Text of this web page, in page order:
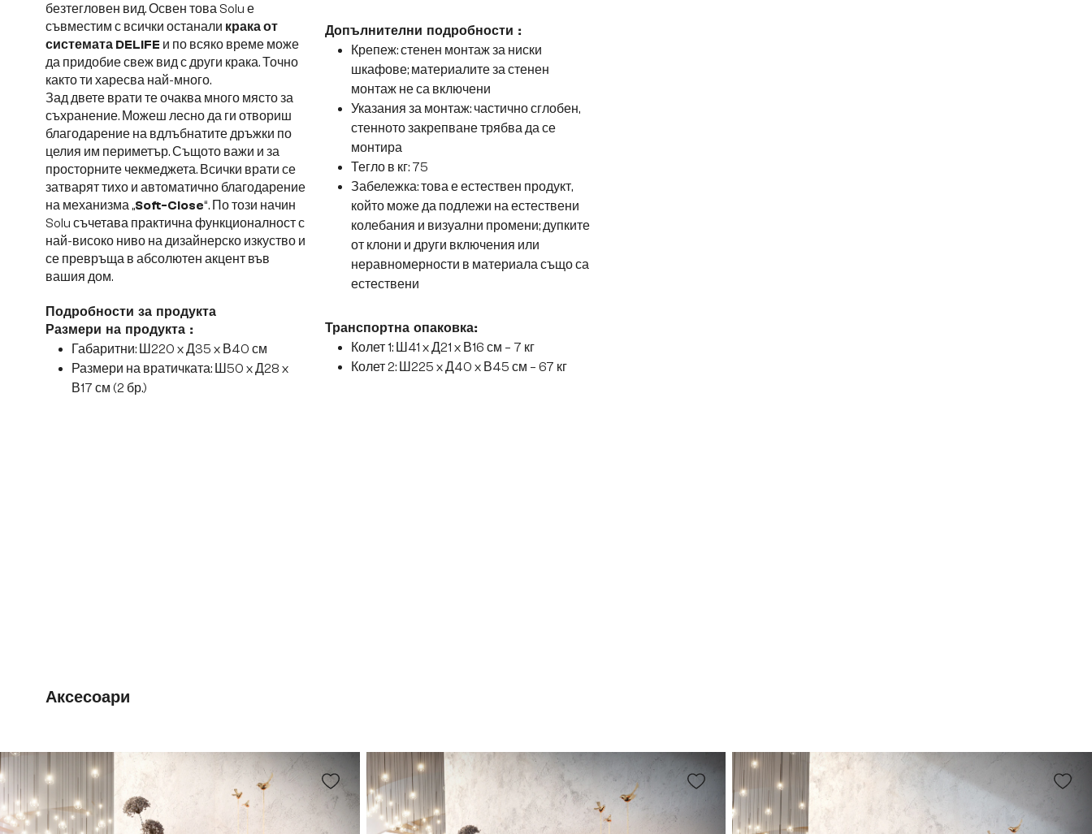
безтегловен вид. Освен това Solu е
съвместим с всички останали крака от
системата DELIFE и по всяко време може
да придобие свеж вид с други крака. Точно
както ти харесва най-много.
Зад двете врати те очаква много място за
съхранение. Можеш лесно да ги отвориш
благодарение на вдлъбнатите дръжки по
целия им периметър. Същото важи и за
просторните чекмеджета. Всички врати се
затварят тихо и автоматично благодарение
на механизма „Soft-Close“. По този начин
Solu съчетава практична функционалност с
най-високо ниво на дизайнерско изкуство и
се превръща в абсолютен акцент във
вашия дом.
Подробности за продукта
Размери на продукта :
Габаритни: Ш220 x Д35 x В40 см
Размери на вратичката: Ш50 x Д28 x
В17 см (2 бр.)
Допълнителни подробности :
Крепеж: стенен монтаж за ниски
шкафове; материалите за стенен
монтаж не са включени
Указания за монтаж: частично сглобен,
стенното закрепване трябва да се
монтира
Тегло в кг: 75
Забележка: това е естествен продукт,
който може да подлежи на естествени
колебания и визуални промени; дупките
от клони и други включения или
неравномерности в материала също са
естествени
Транспортна опаковка:
Колет 1: Ш41 x Д21 x В16 см – 7 кг
Колет 2: Ш225 x Д40 x В45 см – 67 кг
Аксесоари